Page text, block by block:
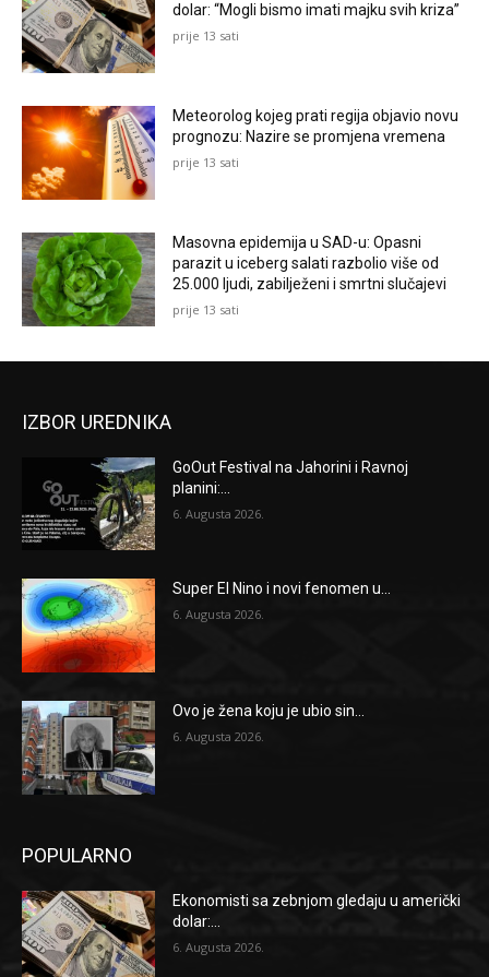
dolar: “Mogli bismo imati majku svih kriza”
prije 13 sati
Meteorolog kojeg prati regija objavio novu
prognozu: Nazire se promjena vremena
prije 13 sati
Masovna epidemija u SAD-u: Opasni
parazit u iceberg salati razbolio više od
25.000 ljudi, zabilježeni i smrtni slučajevi
prije 13 sati
IZBOR UREDNIKA
GoOut Festival na Jahorini i Ravnoj
planini:...
6. Augusta 2026.
Super El Nino i novi fenomen u...
6. Augusta 2026.
Ovo je žena koju je ubio sin...
6. Augusta 2026.
POPULARNO
Ekonomisti sa zebnjom gledaju u američki
dolar:...
6. Augusta 2026.